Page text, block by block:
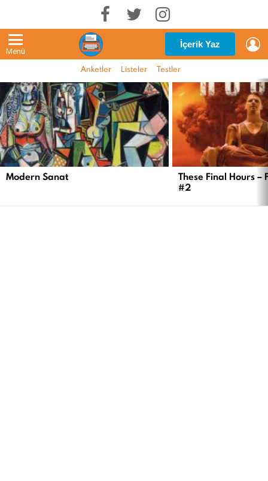
Menü
İçerik Yaz
Anketler Listeler Testler
EN
YENI
İÇERIKLER
Modern Sanat
These Final Hours –
#2